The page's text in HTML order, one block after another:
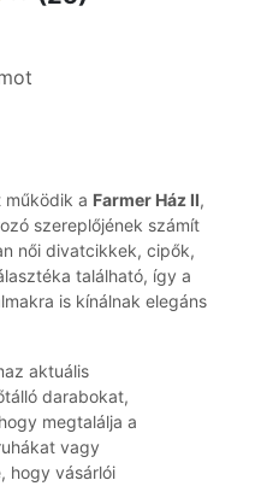
működik a Farmer Ház II,
szereplőjének számít
női divatcikkek, cipők,
található, így a
is kínálnak elegáns
aktuális
darabokat,
megtalálja a
vagy
hogy vásárlói